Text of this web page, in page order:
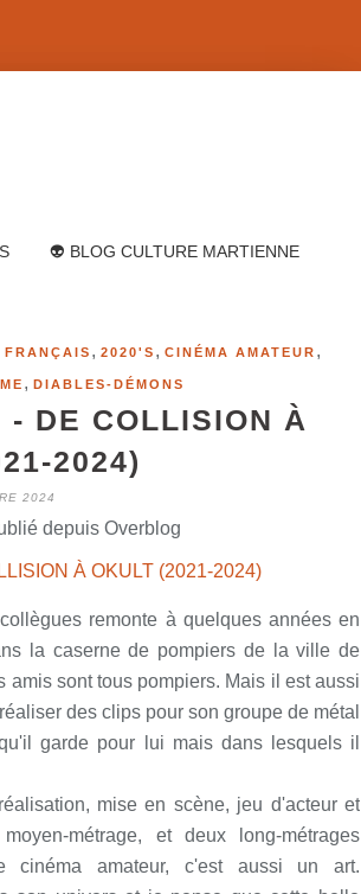
👽 BLOG CULTURE MARTIENNE
FRANÇAIS , 2020'S , CINÉMA AMATEUR ,
, DIABLES-DÉMONS
- DE COLLISION À
2024)
2024
depuis Overblog
remonte à quelques années en
la caserne de pompiers de la ville de
amis sont tous pompiers. Mais il est aussi
des clips pour son groupe de métal
garde pour lui mais dans lesquels il
mise en scène, jeu d'acteur et
métrage, et deux long-métrages
cinéma amateur, c'est aussi un art.